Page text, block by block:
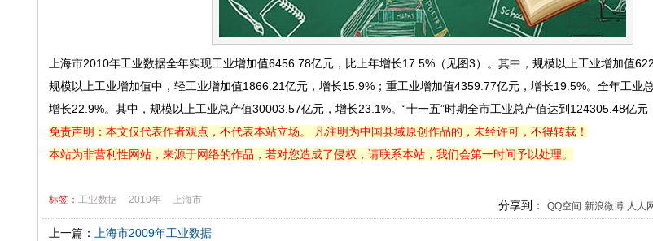
上海市2010年工业数据全年实现工业增加值6456.78亿元，比上年增长17.5%（见图3）。其中，规模以上工业增加值
规模以上工业增加值中，轻工业增加值1866.21亿元，增长15.9%；重工业增加值4359.77亿元，增长19.5%。全年工业
增长22.9%。其中，规模以上工业总产值30003.57亿元，增长23.1%。“十一五”时期全市工业总产值达到124305.48亿元
免责声明：本文仅代表作者观点，不代表本站立场。 凡注明为中国县域原创作品的，未经许可，不得转载！
本站为非营利性网站，来源于网络的作品，若对您造成了侵权，请联系本站，我们会第一时间予以处理。
标签： 工业数据 2010年 上海市 分享到： QQ空间 新浪微博 人人
上一篇：
上海市2009年工业数据